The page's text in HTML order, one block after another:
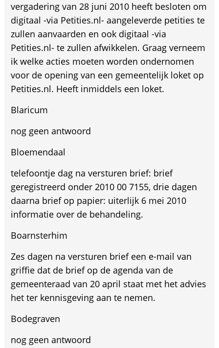
vergadering van 28 juni 2010 heeft besloten om
digitaal -via Petities.nl- aangeleverde petities te
zullen aanvaarden en ook digitaal -via
Petities.nl- te zullen afwikkelen. Graag verneem
ik welke acties moeten worden ondernomen
voor de opening van een gemeentelijk loket op
Petities.nl. Heeft inmiddels een loket.
Blaricum
nog geen antwoord
Bloemendaal
telefoontje dag na versturen brief: brief
geregistreerd onder 2010 00 7155, drie dagen
daarna brief op papier: uiterlijk 6 mei 2010
informatie over de behandeling.
Boarnsterhim
Zes dagen na versturen brief een e-mail van
griffie dat de brief op de agenda van de
gemeenteraad van 20 april staat met het advies
het ter kennisgeving aan te nemen.
Bodegraven
nog geen antwoord